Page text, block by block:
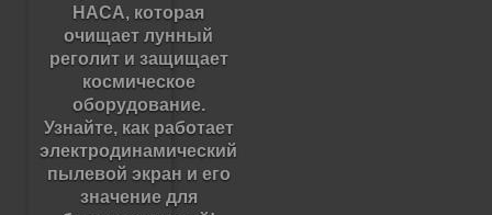
НАСА, которая
очищает лунный
реголит и защищает
космическое
оборудование.
Узнайте, как работает
электродинамический
пылевой экран и его
значение для